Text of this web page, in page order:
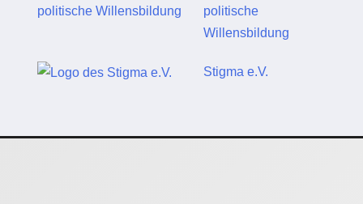
politische
Willensbildung
Stigma e.V.